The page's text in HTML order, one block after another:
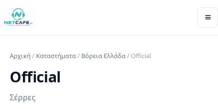
≡
Αρχική / Καταστήματα/ Βόρεια Ελλάδα/ Official
Official
Σέρρες